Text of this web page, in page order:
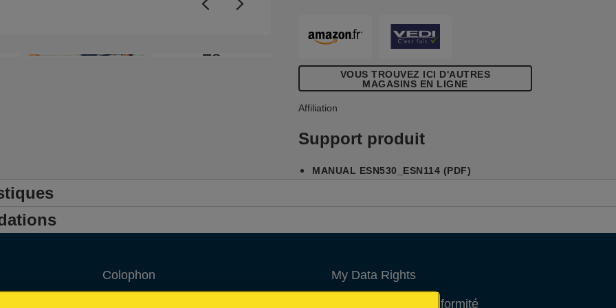
+8
VOUS TROUVEZ ICI D'AUTRES
MAGASINS EN LIGNE
Affiliation
Support produit
MANUAL ESN530_ESN114 (PDF)
Colophon My Data Rights
Déclarations de conformité